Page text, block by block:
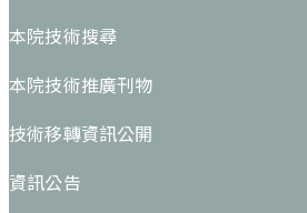
本院技術搜尋
本院技術推廣刊物
技術移轉資訊公開
資訊公告